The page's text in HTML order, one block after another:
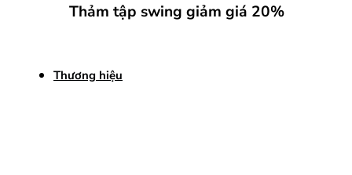
Thảm tập swing giảm giá 20%
Thương hiệu